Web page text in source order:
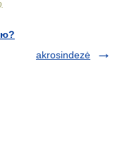
akrosindezė